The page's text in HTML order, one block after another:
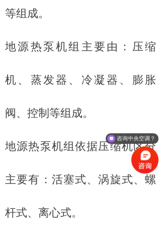
等组成。
地源热泵机组主要由：压缩
机、蒸发器、冷凝器、膨胀
阀、控制等组成。
地源热泵机组依据压缩机区分
主要有：活塞式、涡旋式、螺
杆式、离心式。
咨询中央空调？